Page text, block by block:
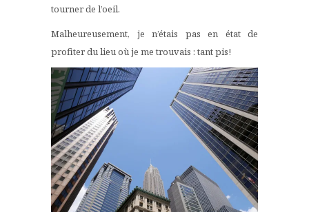
tourner de l’oeil.
Malheureusement, je n’étais pas en état de
profiter du lieu où je me trouvais : tant pis!